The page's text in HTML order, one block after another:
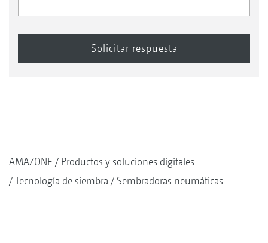
AMAZONE
Productos y soluciones digitales
Tecnología de siembra
Sembradoras neumáticas